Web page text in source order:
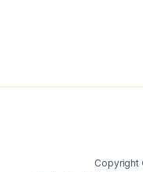
Copyright